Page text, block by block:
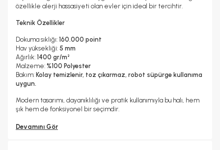
özellikle alerji hassasiyeti olan evler için ideal bir tercihtir.
Teknik Özellikler
Dokuma sıklığı: 160.000 point
Hav yüksekliği: 5 mm
Ağırlık: 1400 gr/m²
Malzeme: %100 Polyester
Bakım: Kolay temizlenir, toz çıkarmaz, robot süpürge kullanıma
uygun.
Modern tasarımı, dayanıklılığı ve pratik kullanımıyla bu halı, hem
şık hem de fonksiyonel bir seçimdir.
Devamını Gör